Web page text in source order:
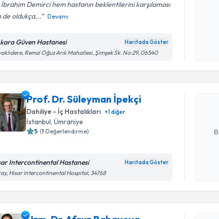
Demirci hem hastanın beklentilerini karşılaması
de oldukça...
Devamı
Güven Hastanesi Haritada Göster
Remzi Oğuz Arık Mahallesi, Şimşek Sk. No:29, 06540
Prof. Dr. Süleyman İpekçi
Dahiliye - İç Hastalıkları +1diğer
İstanbul ,Ümraniye
5 (1 Değerlendirme)
Intercontinental Hastanesi Haritada Göster
Hisar Intercontinental Hospital, 34768
Randevu
Uzm. Dr.